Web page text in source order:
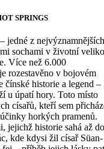
SPRINGS
– jedné z nejvýznamnějších
sochami v životní
Více než 6.000
rozestavěno v bojovém
čínské historie a legend –
u úpatí hory. Toto místo
císařů, kteří sem
horkých pramenů.
jejichž historie sahá až do
kde kdysi žil císař Süan-